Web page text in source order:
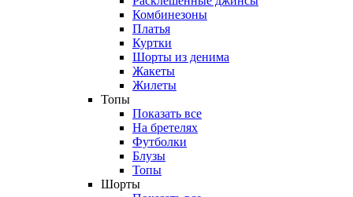
Комбинезоны
Платья
Куртки
Шорты из денима
Жакеты
Жилеты
Топы
Показать все
На бретелях
Футболки
Блузы
Топы
Шорты